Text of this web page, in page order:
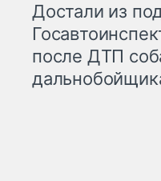
Достали из
после ДТП